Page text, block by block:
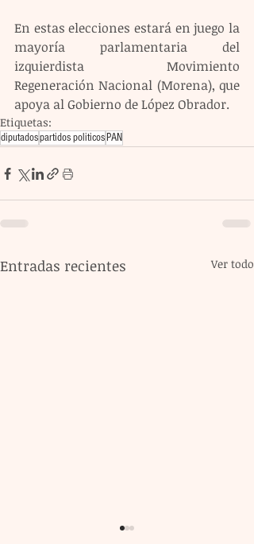
En estas elecciones estará en juego la
mayoría parlamentaria del
izquierdista Movimiento
Regeneración Nacional (Morena), que
apoya al Gobierno de López Obrador.
Etiquetas:
diputadospartidos politicosPAN
Entradas recientes Ver todo